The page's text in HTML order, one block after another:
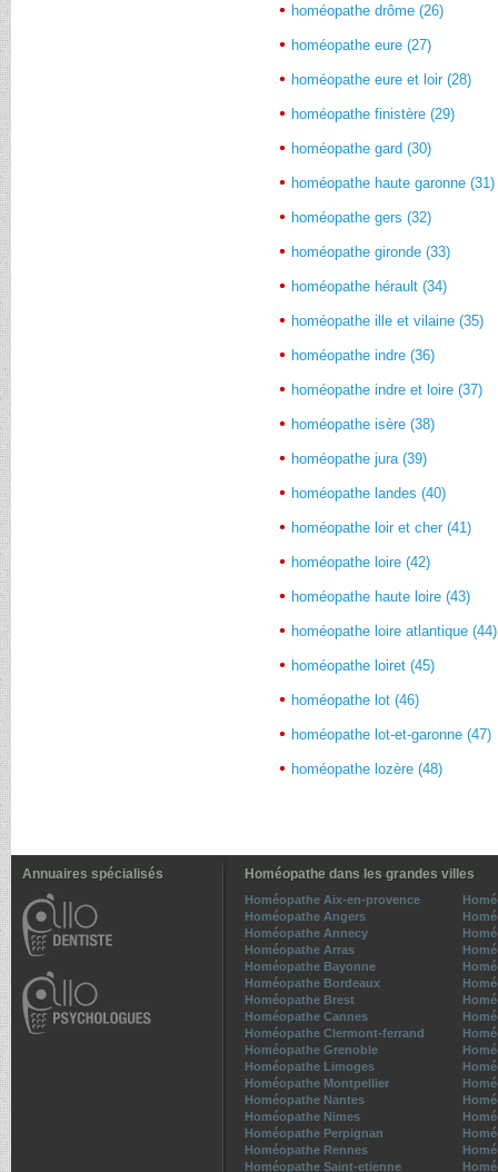
homéopathe drôme (26)
homéopathe eure (27)
homéopathe eure et loir (28)
homéopathe finistère (29)
homéopathe gard (30)
homéopathe haute garonne (31)
homéopathe gers (32)
homéopathe gironde (33)
homéopathe hérault (34)
homéopathe ille et vilaine (35)
homéopathe indre (36)
homéopathe indre et loire (37)
homéopathe isère (38)
homéopathe jura (39)
homéopathe landes (40)
homéopathe loir et cher (41)
homéopathe loire (42)
homéopathe haute loire (43)
homéopathe loire atlantique (44)
homéopathe loiret (45)
homéopathe lot (46)
homéopathe lot-et-garonne (47)
homéopathe lozère (48)
Annuaires spécialisés Homéopathe dans les grandes villes
Homéopathe Aix-en-provence
Homéopathe Angers
Homéopathe Annecy
Homéopathe Arras
Homéopathe Bayonne
Homéopathe Bordeaux
Homéopathe Brest
Homéopathe Cannes
Homéopathe Clermont-ferrand
Homéopathe Grenoble
Homéopathe Limoges
Homéopathe Montpellier
Homéopathe Nantes
Homéopathe Nimes
Homéopathe Perpignan
Homéopathe Rennes
Homéopathe Saint-etienne